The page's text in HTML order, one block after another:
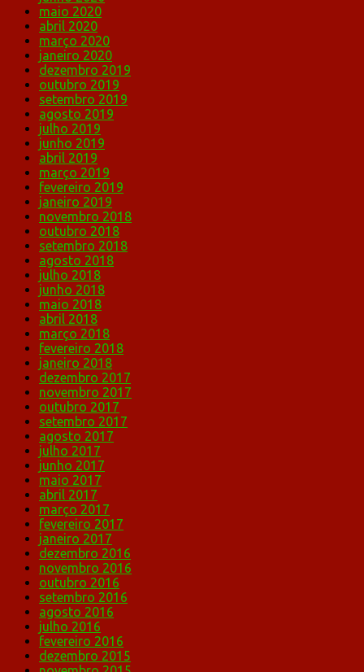
maio 2020
abril 2020
março 2020
janeiro 2020
dezembro 2019
outubro 2019
setembro 2019
agosto 2019
julho 2019
junho 2019
abril 2019
março 2019
fevereiro 2019
janeiro 2019
novembro 2018
outubro 2018
setembro 2018
agosto 2018
julho 2018
junho 2018
maio 2018
abril 2018
março 2018
fevereiro 2018
janeiro 2018
dezembro 2017
novembro 2017
outubro 2017
setembro 2017
agosto 2017
julho 2017
junho 2017
maio 2017
abril 2017
março 2017
fevereiro 2017
janeiro 2017
dezembro 2016
novembro 2016
outubro 2016
setembro 2016
agosto 2016
julho 2016
fevereiro 2016
dezembro 2015